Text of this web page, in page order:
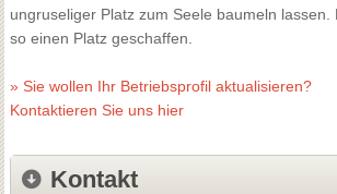
ungruseliger Platz zum Seele baumeln lassen.
so einen Platz geschaffen.
» Sie wollen Ihr Betriebsprofil aktualisieren?
Kontaktieren Sie uns hier
Kontakt